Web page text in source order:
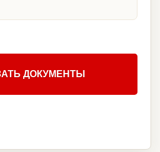
ДОКУМЕНТЫ